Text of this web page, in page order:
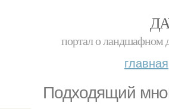
портал о ландшафном
главная
Подходящий